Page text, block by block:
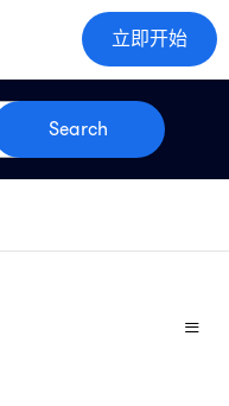
立即开始
Search
≡